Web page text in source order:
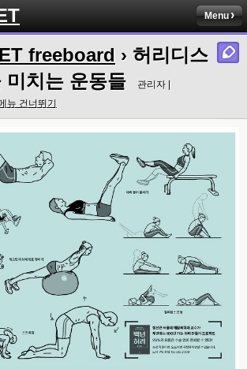
Menu
freeboard › 허리디스
미치는 운동들
관리자 |
뉴 건너뛰기